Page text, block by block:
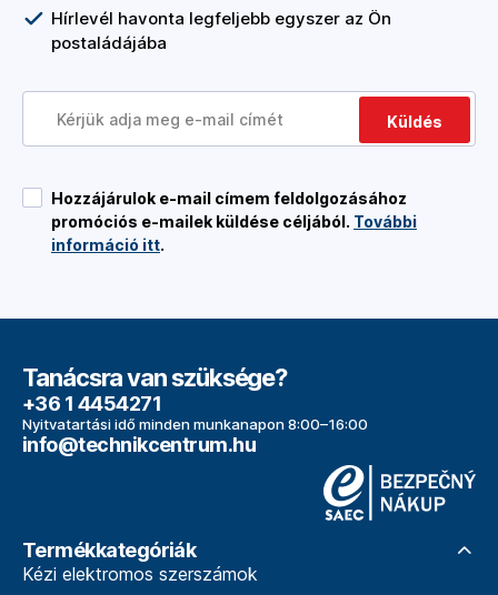
Hírlevél havonta legfeljebb egyszer az Ön
postaládájába
Küldés
Hozzájárulok e-mail címem feldolgozásához
promóciós e-mailek küldése céljából. További
információ itt.
Tanácsra van szüksége?
+36 1 4454271
Nyitvatartási idő minden munkanapon 8:00–16:00
info@technikcentrum.hu
Termékkategóriák
Kézi elektromos szerszámok